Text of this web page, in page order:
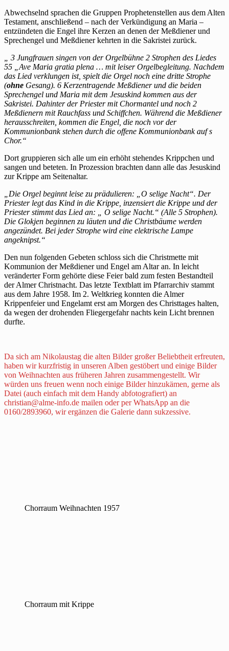
Abwechselnd sprachen die Gruppen Prophetenstellen aus dem Alten
Testament, anschließend – nach der Verkündigung an Maria –
entzündeten die Engel ihre Kerzen an denen der Meßdiener und
Sprechengel und Meßdiener kehrten in die Sakristei zurück.
„ 3 Jungfrauen singen von der Orgelbühne 2 Strophen des Liedes
55 „Ave Maria gratia plena … mit leiser Orgelbegleitung. Nachdem
das Lied verklungen ist, spielt die Orgel noch eine dritte Strophe
(ohne Gesang). 6 Kerzentragende Meßdiener und die beiden
Sprechengel und Maria mit dem Jesuskind kommen aus der
Sakristei. Dahinter der Priester mit Chormantel und noch 2
Meßdienern mit Rauchfass und Schiffchen. Während die Meßdiener
herausschreiten, kommen die Engel, die noch vor der
Kommunionbank stehen durch die offene Kommunionbank auf s
Chor.“
Dort gruppieren sich alle um ein erhöht stehendes Krippchen und
sangen und beteten. In Prozession brachten dann alle das Jesuskind
zur Krippe am Seitenaltar.
„Die Orgel beginnt leise zu prädulieren: „O selige Nacht“. Der
Priester legt das Kind in die Krippe, inzensiert die Krippe und der
Priester stimmt das Lied an: „ O selige Nacht.“ (Alle 5 Strophen).
Die Glokjen beginnen zu läuten und die Christbäume werden
angezündet. Bei jeder Strophe wird eine elektrische Lampe
angeknipst.“
Den nun folgenden Gebeten schloss sich die Christmette mit
Kommunion der Meßdiener und Engel am Altar an. In leicht
veränderter Form gehörte diese Feier bald zum festen Bestandteil
der Almer Christnacht. Das letzte Textblatt im Pfarrarchiv stammt
aus dem Jahre 1958. Im 2. Weltkrieg konnten die Almer
Krippenfeier und Engelamt erst am Morgen des Christtages halten,
da wegen der drohenden Fliegergefahr nachts kein Licht brennen
durfte.
Da sich am Nikolaustag die alten Bilder großer Beliebtheit erfreuten,
haben wir kurzfristig in unseren Alben gestöbert und einige Bilder
von Weihnachten aus früheren Jahren zusammengestellt. Wir
würden uns freuen wenn noch einige Bilder hinzukämen, gerne als
Datei (auch einfach mit dem Handy abfotografiert) an
christian@alme-info.de mailen oder per WhatsApp an die
0160/2893960, wir ergänzen die Galerie dann sukzessive.
Chorraum Weihnachten 1957
Chorraum mit Krippe